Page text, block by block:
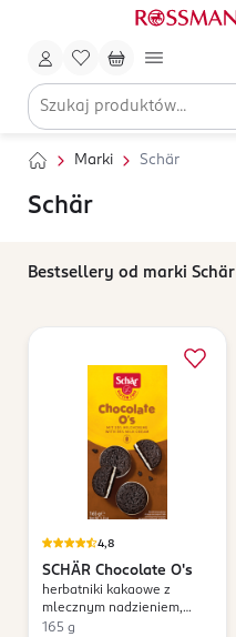
Marki Schär
Schär
Bestsellery od marki Schär
4,8
SCHÄR Chocolate O's
herbatniki kakaowe z
mlecznym nadzieniem,
bezglutenowe
165 g